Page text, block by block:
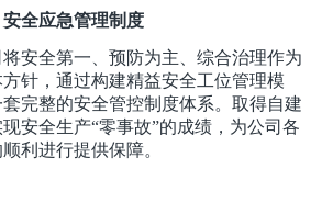
急管理制度
安全第一、预防为主、综合治理作为
针，通过构建精益安全工位管理模
套完整的安全管控制度体系。取得自建
安全生产“零事故”的成绩，为公司各
利进行提供保障。